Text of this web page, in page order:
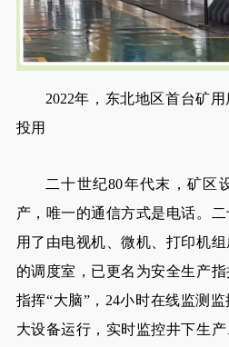
2022年，东北地区首台矿
投用
二十世纪80年代末，矿区
产，唯一的通信方式是电话。
用了由电视机、微机、打印机
的调度室，已更名为安全生产
指挥“大脑”，24小时在线监测
大设备运行，实时监控井下生